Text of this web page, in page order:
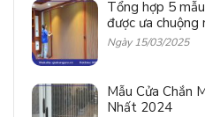
Tổng hợp 5
được ưa
Ngày 15/03/2025
Mẫu Cửa Chắn
Nhất 2024